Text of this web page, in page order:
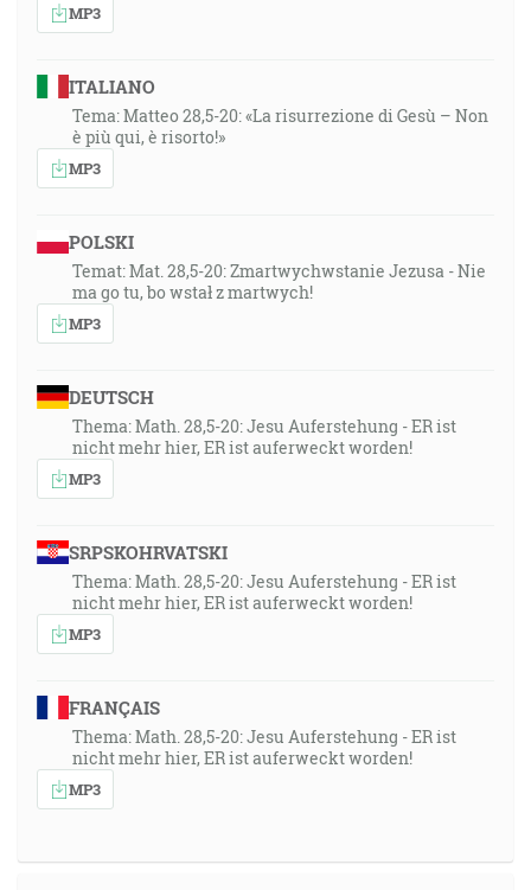
MP3
ITALIANO
Tema: Matteo 28,5-20: «La risurrezione di Gesù – Non
è più qui, è risorto!»
MP3
POLSKI
Temat: Mat. 28,5-20: Zmartwychwstanie Jezusa - Nie
ma go tu, bo wstał z martwych!
MP3
DEUTSCH
Thema: Math. 28,5-20: Jesu Auferstehung - ER ist
nicht mehr hier, ER ist auferweckt worden!
MP3
SRPSKOHRVATSKI
Thema: Math. 28,5-20: Jesu Auferstehung - ER ist
nicht mehr hier, ER ist auferweckt worden!
MP3
FRANÇAIS
Thema: Math. 28,5-20: Jesu Auferstehung - ER ist
nicht mehr hier, ER ist auferweckt worden!
MP3